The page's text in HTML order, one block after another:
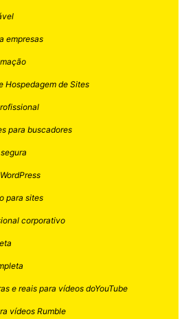
empresas
Hospedagem de Sites
para buscadores
para sites
corporativo
e reais para vídeos doYouTube
vídeos Rumble